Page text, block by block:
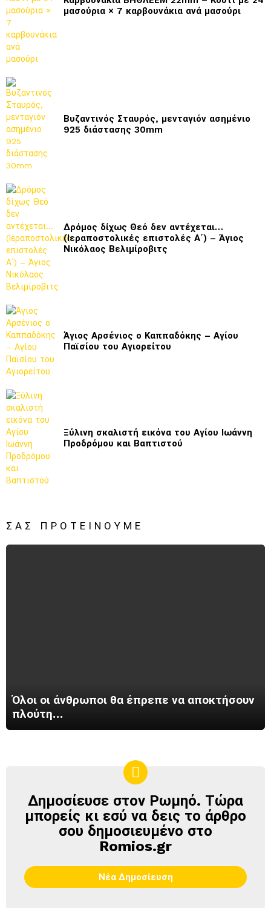
μασούρια × 7 καρβουνάκια ανά μασούρι
Βυζαντινός Σταυρός, μενταγιόν ασημένιο
925 διάστασης 30mm
Δρόμος δίχως Θεό δεν αντέχεται…
(Ιεραποστολικές επιστολές Α΄) – Άγιος
Νικόλαος Βελιμίροβιτς
Άγιος Αρσένιος ο Καππαδόκης – Αγίου
Παϊσίου του Αγιορείτου
Ξύλινη σκαλιστή εικόνα του Αγίου Ιωάννη
Προδρόμου και Βαπτιστού
ΣΑΣ ΠΡΟΤΕΊΝΟΥΜΕ
Όλοι οι άνθρωποι θα έπρεπε να αποκτήσουν
πλούτη…
ΔΗΜΟΣΊΕΥΣΕ
ΣΤΟΝ
ΡΩΜΗΌ
Δημοσίευσε στον Ρωμηό. Τώρα
μπορείς κι εσύ να δεις το άρθρο
σου δημοσιευμένο στο
Romios.gr
Νέα Δημοσίευση